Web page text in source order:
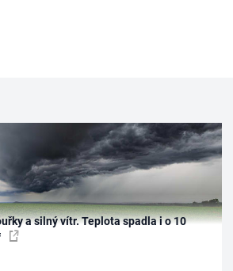
a silný vítr. Teplota spadla i o 10